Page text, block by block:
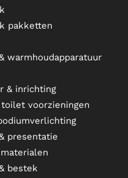
pakketten
warmhoudapparatuur
& inrichting
voorzieningen
presentatie
bestek